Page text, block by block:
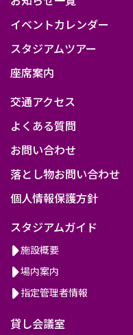
イベントカレンダー
スタジアムツアー
座席案内
交通アクセス
よくある質問
お問い合わせ
落とし物お問い合わせ
個人情報保護方針
スタジアムガイド
施設概要
場内案内
指定管理者情報
貸し会議室